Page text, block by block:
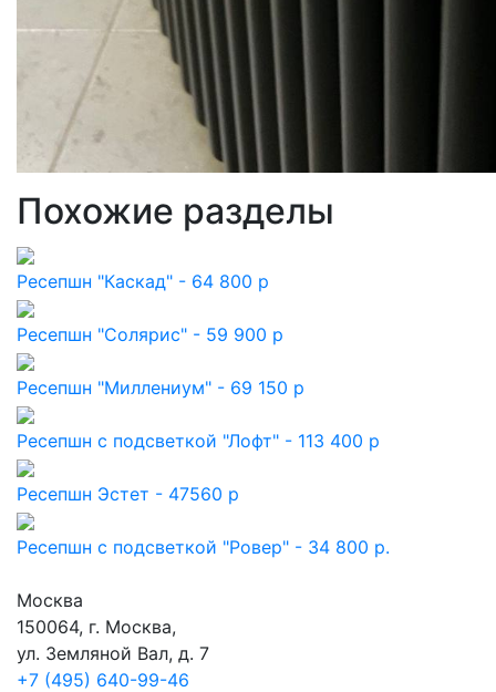
Похожие разделы
Ресепшн "Каскад" - 64 800 р
Ресепшн "Солярис" - 59 900 р
Ресепшн "Миллениум" - 69 150 р
Ресепшн с подсветкой "Лофт" - 113 400 р
Ресепшн Эстет - 47560 р
Ресепшн с подсветкой "Ровер" - 34 800 р.
Москва
150064, г. Москва,
ул. Земляной Вал, д. 7
+7 (495) 640-99-46